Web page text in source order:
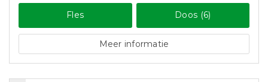
Fles Doos (6)
Meer informatie